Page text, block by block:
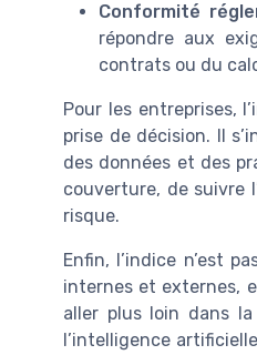
Conformité
répondre aux
contrats ou du
Pour les entreprises,
prise de décision. Il
des données et des
couverture, de suivre
risque.
Enfin, l’indice n’est
internes et externes,
aller plus loin dans
l’intelligence